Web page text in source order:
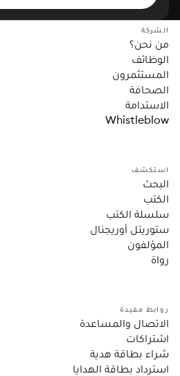
الشركة
من نحن؟
الوظائف
المستثمرون
الصحافة
الاستدامة
Whistleblow
استكشف
البحث
الكتب
سلسلة الكتب
ستوريتل أوريجنال
المؤلفون
رواة
روابط مفيدة
الاتصال والمساعدة
اشتراكات
شراء بطاقة هدية
استرداد بطاقة الهدايا